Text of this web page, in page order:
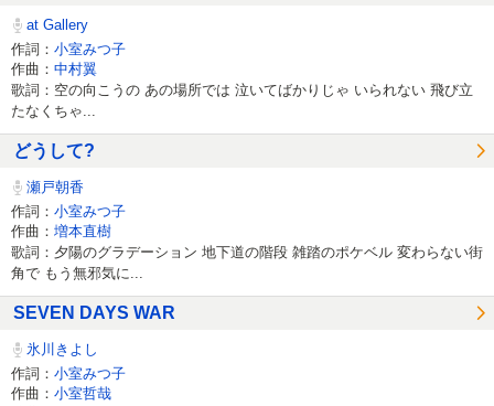
at Gallery
作詞： 小室みつ子
作曲： 中村翼
歌詞：空の向こうの あの場所では 泣いてばかりじゃ いられない 飛び立
たなくちゃ...
どうして?
瀬戸朝香
作詞： 小室みつ子
作曲： 増本直樹
歌詞：夕陽のグラデーション 地下道の階段 雑踏のポケベル 変わらない街
角で もう無邪気に...
SEVEN DAYS WAR
氷川きよし
作詞： 小室みつ子
作曲： 小室哲哉